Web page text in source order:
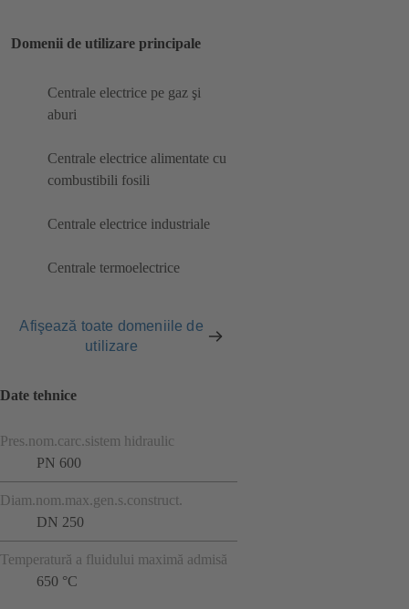
Domenii de utilizare principale
Centrale electrice pe gaz şi
aburi
Centrale electrice alimentate cu
combustibili fosili
Centrale electrice industriale
Centrale termoelectrice
Afişează toate domeniile de
utilizare
Date tehnice
Pres.nom.carc.sistem hidraulic
PN 600
Diam.nom.max.gen.s.construct.
DN 250
Temperatură a fluidului maximă admisă
650 °C